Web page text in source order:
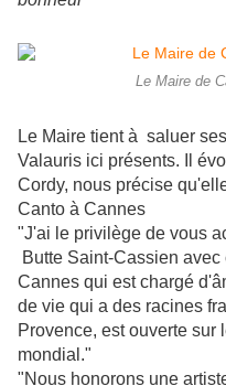
Le Maire de
Le Maire tient à saluer
Valauris ici présents. Il
Cordy, nous précise
Canto à Cannes
"J'ai le privilège de vous
Butte Saint-Cassien
Cannes qui est chargé
de vie qui a des racines
Provence, est ouverte sur
mondial."
"Nous honorons une